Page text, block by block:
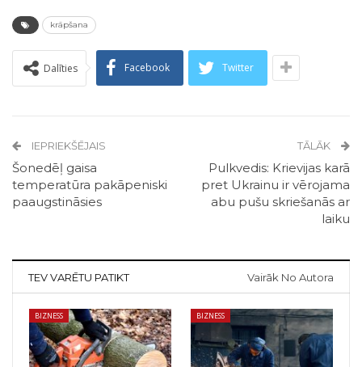
krāpšana
Dalīties Facebook Twitter
IEPRIEKŠĒJAIS
Šonedēļ gaisa
temperatūra pakāpeniski
paaugstināsies
TĀLĀK
Pulkvedis: Krievijas karā
pret Ukrainu ir vērojama
abu pušu skriešanās ar
laiku
TEV VARĒTU PATIKT Vairāk No Autora
BIZNESS BIZNESS